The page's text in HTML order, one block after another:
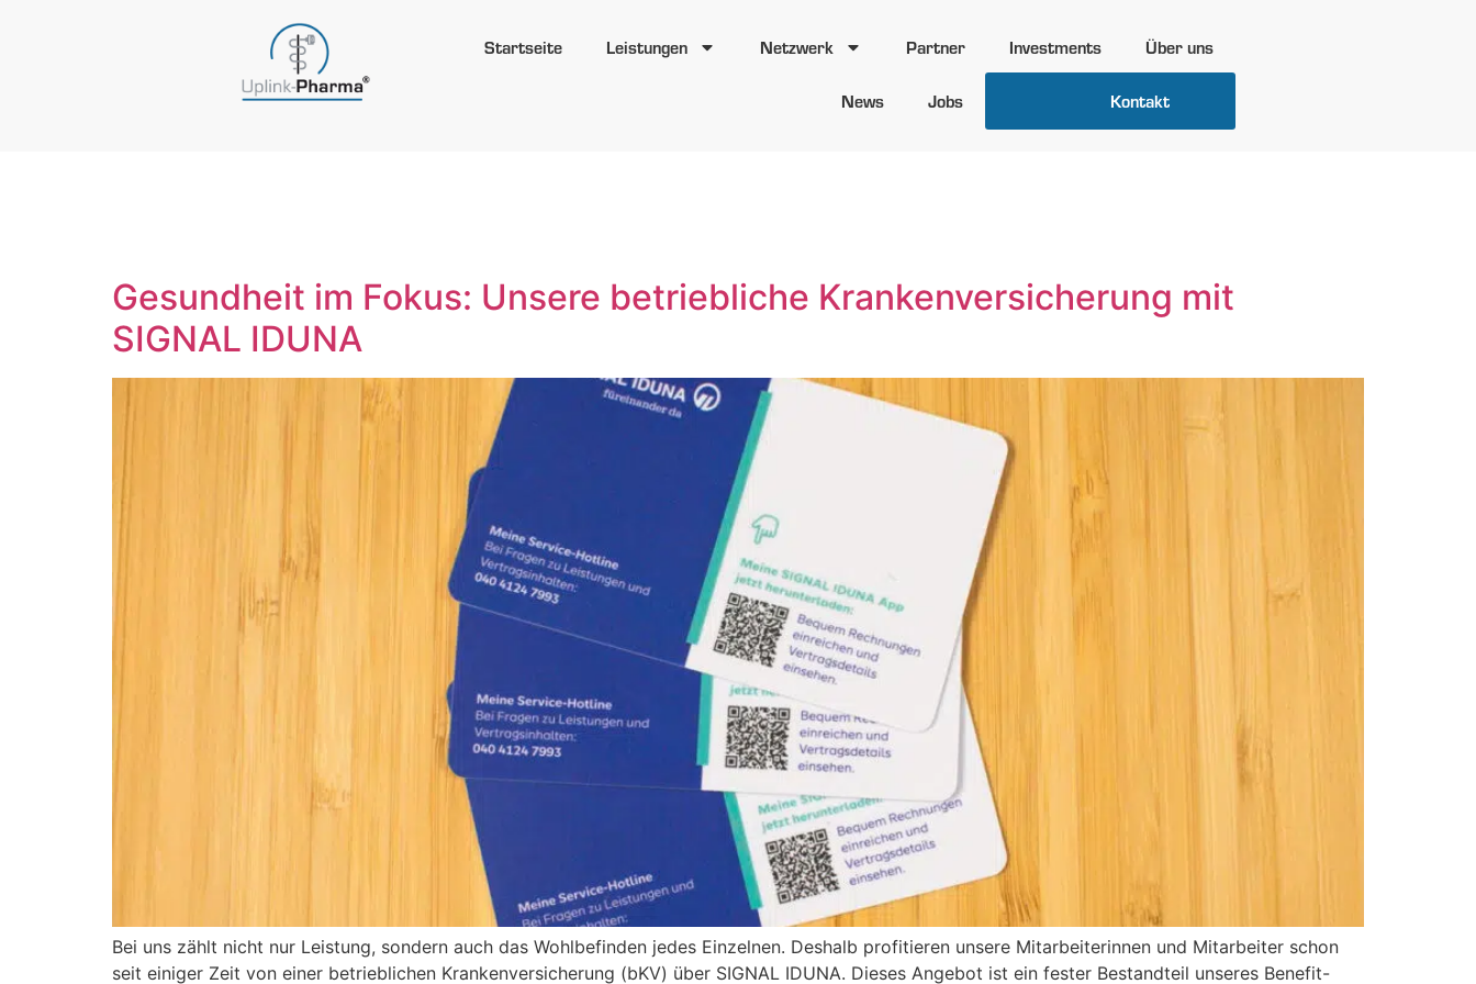
Startseite Leistungen Netzwerk Partner Investments Über uns
News Jobs Kontakt
Gesundheit im Fokus: Unsere betriebliche Krankenversicherung mit
SIGNAL IDUNA
Bei uns zählt nicht nur Leistung, sondern auch das Wohlbefinden jedes Einzelnen. Deshalb profitieren unsere Mitarbeiterinnen und Mitarbeiter schon
seit einiger Zeit von einer betrieblichen Krankenversicherung (bKV) über SIGNAL IDUNA. Dieses Angebot ist ein fester Bestandteil unseres Benefit-